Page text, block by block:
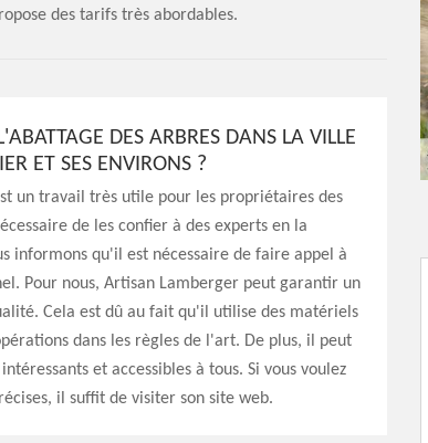
des tarifs très abordables.
DES ARBRES DANS LA VILLE
ET SES ENVIRONS ?
un travail très utile pour les propriétaires des
de les confier à des experts en la
informons qu'il est nécessaire de faire appel à
Pour nous, Artisan Lamberger peut garantir un
Cela est dû au fait qu'il utilise des matériels
dans les règles de l'art. De plus, il peut
et accessibles à tous. Si vous voulez
il suffit de visiter son site web.